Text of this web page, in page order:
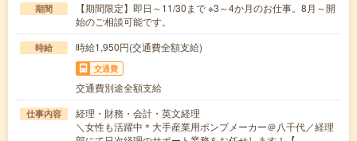
期間
【期間限定】即日～11/30まで ※3～4か月のお仕事。8月～開
始のご相談可能です。
時給 時給1,950円(交通費全額支給)
交通費
交通費別途全額支給
仕事内容
経理・財務・会計・英文経理
＼女性も活躍中＊大手産業用ポンプメーカー＠八千代／経理